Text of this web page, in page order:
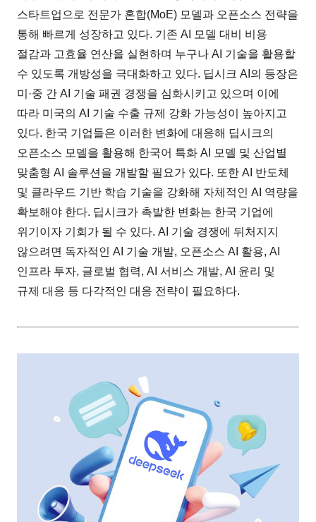
스타트업으로 전문가 혼합(MoE) 모델과 오픈소스 전략을
통해 빠르게 성장하고 있다. 기존 AI 모델 대비 비용
절감과 고효율 연산을 실현하며 누구나 AI 기술을 활용할
수 있도록 개방성을 극대화하고 있다. 딥시크 AI의 등장은
미·중 간 AI 기술 패권 경쟁을 심화시키고 있으며 이에
따라 미국의 AI 기술 수출 규제 강화 가능성이 높아지고
있다. 한국 기업들은 이러한 변화에 대응해 딥시크의
오픈소스 모델을 활용해 한국어 특화 AI 모델 및 산업별
맞춤형 AI 솔루션을 개발할 필요가 있다. 또한 AI 반도체
및 클라우드 기반 학습 기술을 강화해 자체적인 AI 역량을
확보해야 한다. 딥시크가 촉발한 변화는 한국 기업에
위기이자 기회가 될 수 있다. AI 기술 경쟁에 뒤처지지
않으려면 독자적인 AI 기술 개발, 오픈소스 AI 활용, AI
인프라 투자, 글로벌 협력, AI 서비스 개발, AI 윤리 및
규제 대응 등 다각적인 대응 전략이 필요하다.